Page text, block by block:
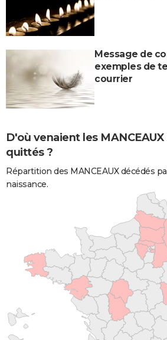
Message de
exemples de
courrier
D'où venaient les
quittés ?
Répartition des MANCEAUX décédés
naissance.